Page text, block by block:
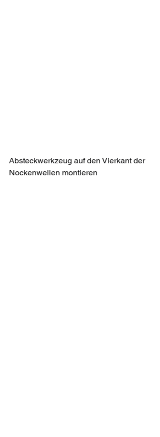
Absteckwerkzeug auf den Vierkant der
Nockenwellen montieren